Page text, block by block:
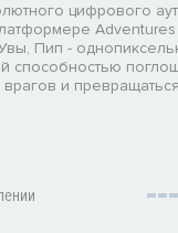
цифрового
Adventures
Пип -
способностью
и